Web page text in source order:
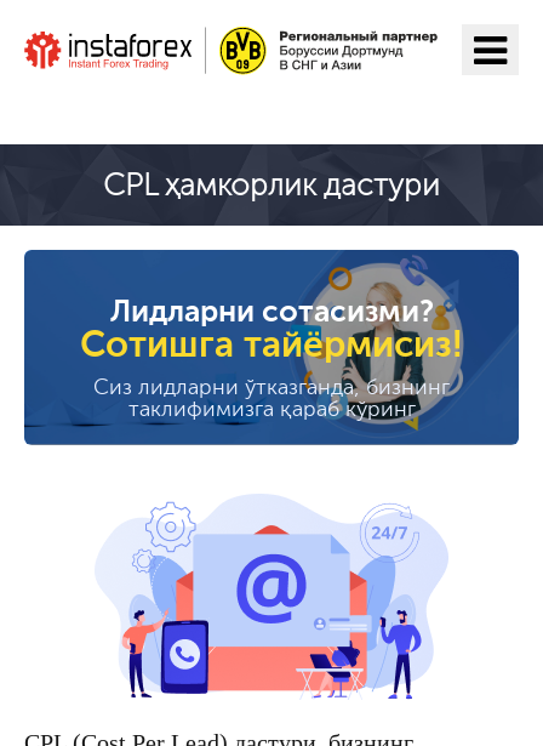
CPL ҳамкорлик дастури
Лидларни сотасизми?
Сотишга тайёрмисиз!
Сиз лидларни ўтказганда, бизнинг
таклифимизга қараб кўринг